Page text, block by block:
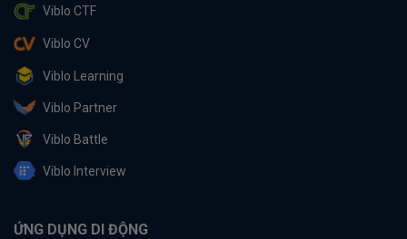
Viblo CTF
Viblo CV
Viblo Learning
Viblo Partner
Viblo Battle
Viblo Interview
ỨNG DỤNG DI ĐỘNG